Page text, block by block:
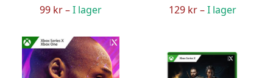
99 kr –I lager 129 kr –I lager